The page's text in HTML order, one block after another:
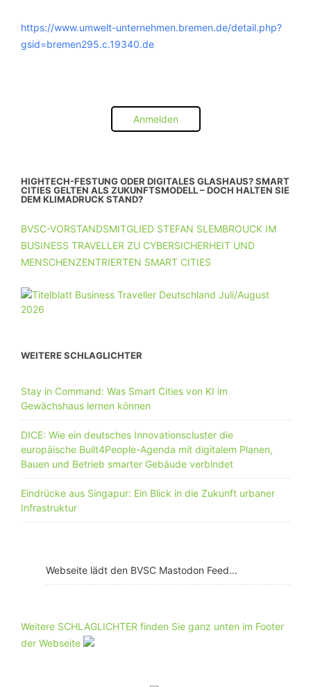
https://www.umwelt-unternehmen.bremen.de/detail.php?
gsid=bremen295.c.19340.de
Anmelden
HIGHTECH-FESTUNG ODER DIGITALES GLASHAUS? SMART
CITIES GELTEN ALS ZUKUNFTSMODELL – DOCH HALTEN SIE
DEM KLIMADRUCK STAND?
BVSC-VORSTANDSMITGLIED STEFAN SLEMBROUCK IM
BUSINESS TRAVELLER ZU CYBERSICHERHEIT UND
MENSCHENZENTRIERTEN SMART CITIES
WEITERE SCHLAGLICHTER
Stay in Command: Was Smart Cities von KI im
Gewächshaus lernen können
DICE: Wie ein deutsches Innovationscluster die
europäische Built4People-Agenda mit digitalem Planen,
Bauen und Betrieb smarter Gebäude verbindet
Eindrücke aus Singapur: Ein Blick in die Zukunft urbaner
Infrastruktur
Webseite lädt den BVSC Mastodon Feed...
Weitere SCHLAGLICHTER finden Sie ganz unten im Footer
der Webseite